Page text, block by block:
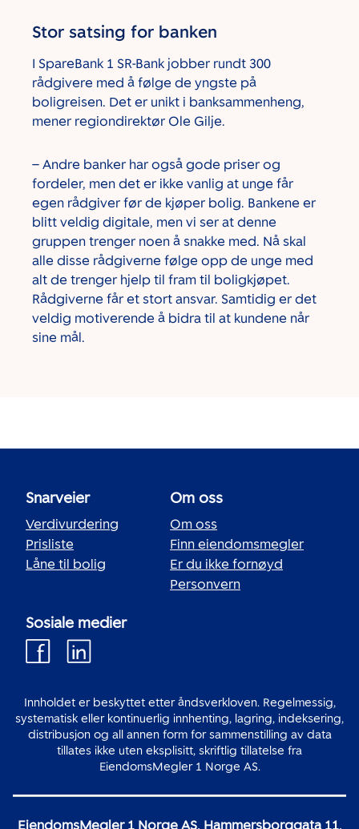
Stor satsing for banken
I SpareBank 1 SR-Bank jobber rundt 300
rådgivere med å følge de yngste på
boligreisen. Det er unikt i banksammenheng,
mener regiondirektør Ole Gilje.
– Andre banker har også gode priser og
fordeler, men det er ikke vanlig at unge får
egen rådgiver før de kjøper bolig. Bankene er
blitt veldig digitale, men vi ser at denne
gruppen trenger noen å snakke med. Nå skal
alle disse rådgiverne følge opp de unge med
alt de trenger hjelp til fram til boligkjøpet.
Rådgiverne får et stort ansvar. Samtidig er det
veldig motiverende å bidra til at kundene når
sine mål.
Snarveier
Verdivurdering
Prisliste
Låne til bolig
Om oss
Om oss
Finn eiendomsmegler
Er du ikke fornøyd
Personvern
Sosiale medier
Innholdet er beskyttet etter åndsverkloven. Regelmessig,
systematisk eller kontinuerlig innhenting, lagring, indeksering,
distribusjon og all annen form for sammenstilling av data
tillates ikke uten eksplisitt, skriftlig tillatelse fra
EiendomsMegler 1 Norge AS.
EiendomsMegler 1 Norge AS, Hammersborggata 11,